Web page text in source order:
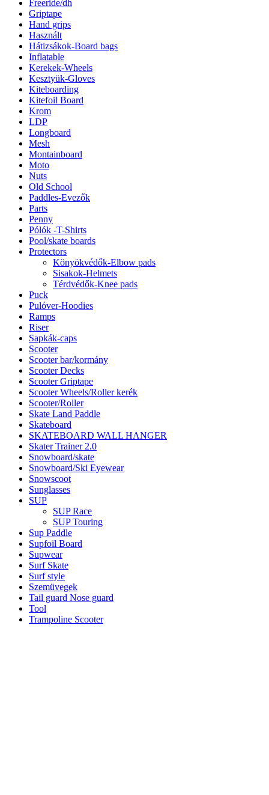
Freeride/dh
Griptape
Hand grips
Használt
Hátizsákok-Board bags
Inflatable
Kerekek-Wheels
Kesztyük-Gloves
Kiteboarding
Kitefoil Board
Krom
LDP
Longboard
Mesh
Montainboard
Moto
Nuts
Old School
Paddles-Evezők
Parts
Penny
Pólók -T-Shirts
Pool/skate boards
Protectors
Könyökvédők-Elbow pads
Sisakok-Helmets
Térdvédők-Knee pads
Puck
Pulóver-Hoodies
Ramps
Riser
Sapkák-caps
Scooter
Scooter bar/kormány
Scooter Decks
Scooter Griptape
Scooter Wheels/Roller kerék
Scooter/Roller
Skate Land Paddle
Skateboard
SKATEBOARD WALL HANGER
Skater Trainer 2.0
Snowboard/skate
Snowboard/Ski Eyewear
Snowscoot
Sunglasses
SUP
SUP Race
SUP Touring
Sup Paddle
Supfoil Board
Supwear
Surf Skate
Surf style
Szemüvegek
Tail guard Nose guard
Tool
Trampoline Scooter